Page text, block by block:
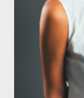
você tanto gosta
memórias. Esses
essenciais para
está em criar
Alimentar-se bem